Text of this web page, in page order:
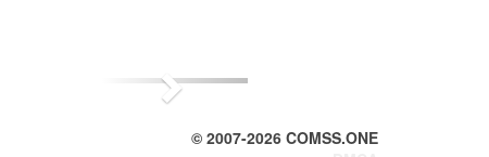
Next
© 2007-2026 COMSS.ONE